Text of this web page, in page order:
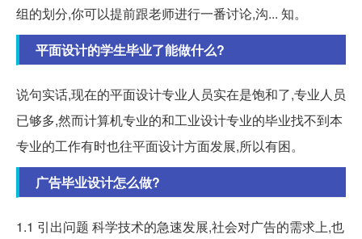
组的划分,你可以提前跟老师进行一番讨论,沟... 知。
平面设计的学生毕业了能做什么?
说句实话,现在的平面设计专业人员实在是饱和了,专业人员
已够多,然而计算机专业的和工业设计专业的毕业找不到本
专业的工作有时也往平面设计方面发展,所以有困。
广告毕业设计怎么做?
1.1 引出问题 科学技术的急速发展,社会对广告的需求上,也